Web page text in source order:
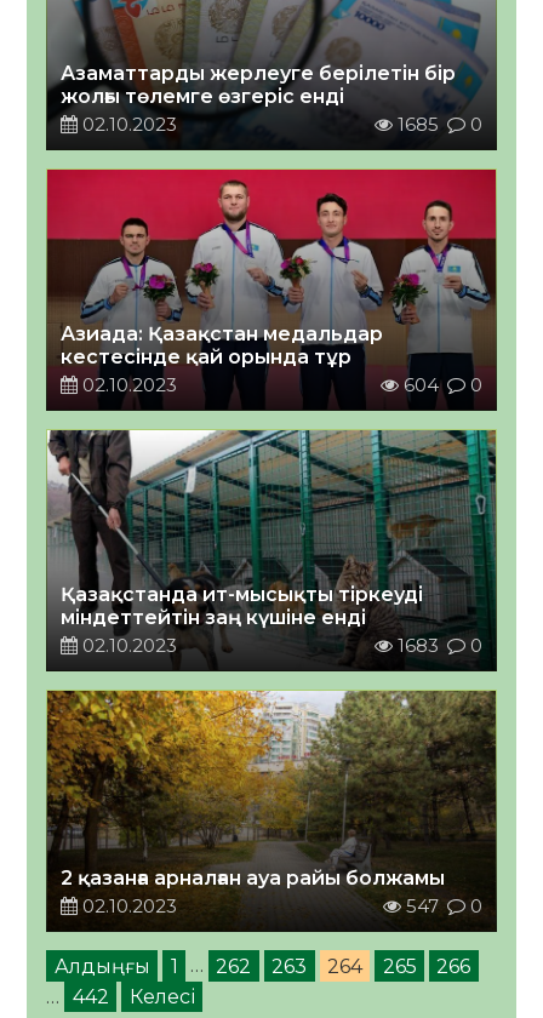
Азаматтарды жерлеуге берілетін бір
жолғы төлемге өзгеріс енді
02.10.2023
1685 0
Азиада: Қазақстан медальдар
кестесінде қай орында тұр
02.10.2023
604 0
Қазақстанда ит-мысықты тіркеуді
міндеттейтін заң күшіне енді
02.10.2023
1683 0
2 қазанға арналған ауа райы болжамы
02.10.2023
547 0
Алдыңғы 1 … 262 263 264 265
266
…
442 Келесі